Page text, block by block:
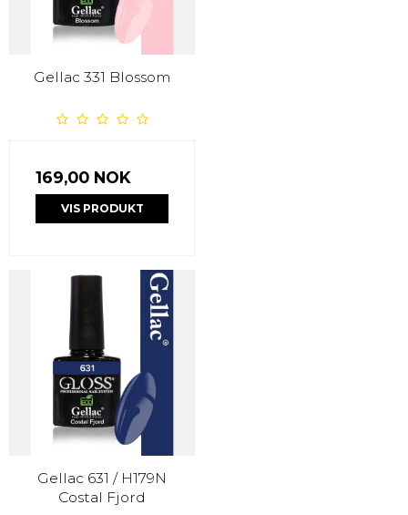
Gellac 331 Blossom
169,00 NOK
VIS PRODUKT
Gellac 631 / H179N
Costal Fjord